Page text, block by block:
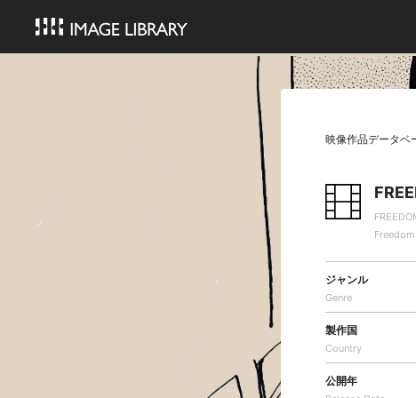
映像作品データベ
ジャンル
Genre
製作国
Country
公開年